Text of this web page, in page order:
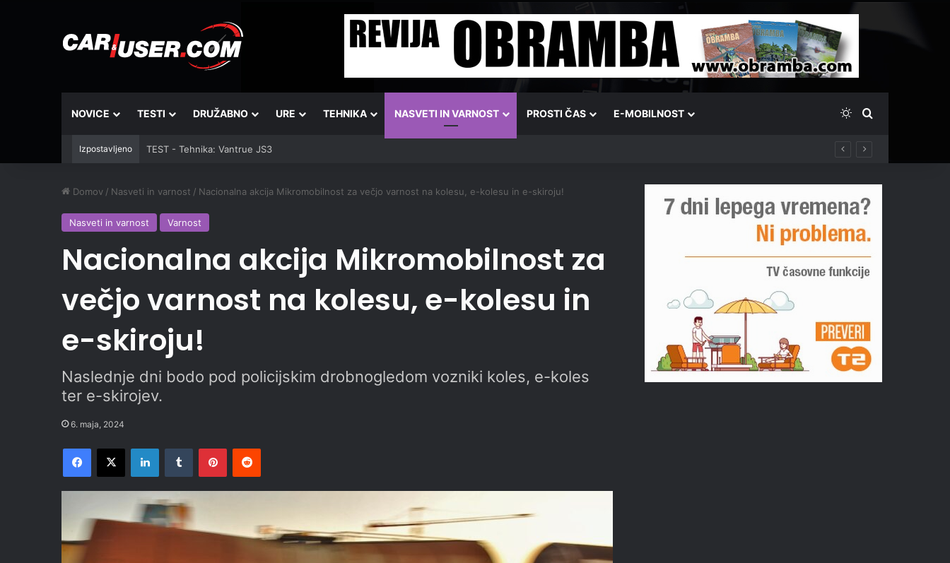
NOVICE TESTI DRUŽABNO URE TEHNIKA NASVETI IN VARNOST PROSTI ČAS E-MOBILNOST Switch skin
Išči
Izpostavljeno TEST - Tehnika: Vantrue JS3
Domov / Nasveti in varnost / Nacionalna akcija Mikromobilnost za večjo varnost na kolesu, e-kolesu in e-skiroju!
Nasveti in varnost Varnost
Nacionalna akcija Mikromobilnost za
večjo varnost na kolesu, e-kolesu in
e-skiroju!
Naslednje dni bodo pod policijskim drobnogledom vozniki koles, e-koles
ter e-skirojev.
6. maja, 2024
Facebook
X LinkedInTumblr PinterestReddit